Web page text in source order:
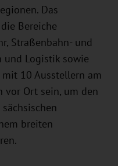
Das
Bereiche
Straßenbahn- und
und Logistik sowie
mit 10 Ausstellern am
vor Ort sein, um den
breiten